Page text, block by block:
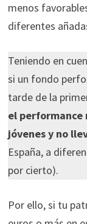
menos
diferentes
Teniendo en
si un fondo
tarde de la
el performance
jóvenes y no
España, a
por cierto).
Por ello, si tu